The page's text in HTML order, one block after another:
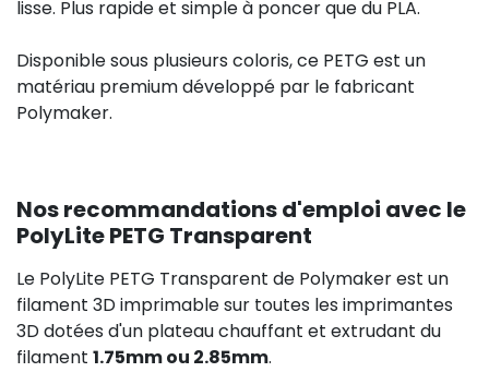
lisse. Plus rapide et simple à poncer que du PLA.
Disponible sous plusieurs coloris, ce PETG est un
matériau premium développé par le fabricant
Polymaker.
Nos recommandations d'emploi avec le
PolyLite PETG Transparent
Le PolyLite PETG Transparent de Polymaker est un
filament 3D imprimable sur toutes les imprimantes
3D dotées d'un plateau chauffant et extrudant du
filament 1.75mm ou 2.85mm.